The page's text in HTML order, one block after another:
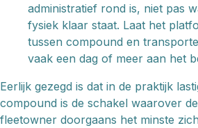
administratief rond is, niet pas
fysiek klaar staat. Laat het
tussen compound en
vaak een dag of meer aan het
Eerlijk gezegd is dat in de praktijk
compound is de schakel waarover
fleetowner doorgaans het minste